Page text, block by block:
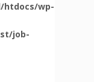
htdocs/wp-
job-